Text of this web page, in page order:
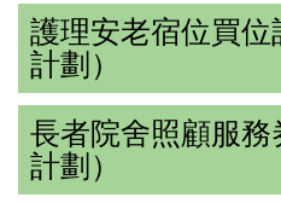
護理安老宿位買位
計劃）
長者院舍照顧服
計劃）